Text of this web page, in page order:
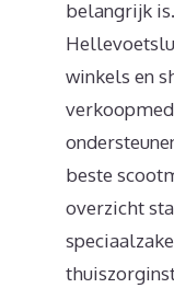
belangrijk
winkels en
beste
overzicht